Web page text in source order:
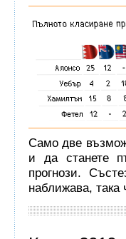
Само две
и да станете
прогнози.
наближава, така